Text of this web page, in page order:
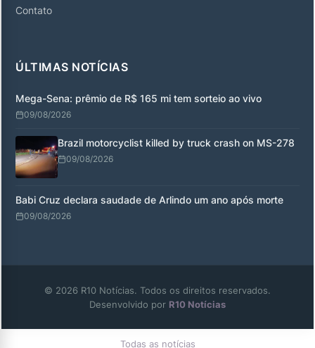
Contato
ÚLTIMAS NOTÍCIAS
Mega-Sena: prêmio de R$ 165 mi tem sorteio ao vivo
09/08/2026
Brazil motorcyclist killed by truck crash on MS-278
09/08/2026
Babi Cruz declara saudade de Arlindo um ano após morte
09/08/2026
© 2026 R10 Notícias. Todos os direitos reservados.
Desenvolvido por R10 Notícias
Todas as notícias